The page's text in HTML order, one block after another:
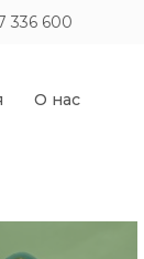
336 600
О нас